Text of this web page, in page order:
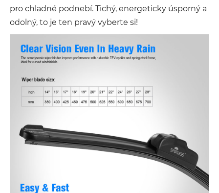
pro chladné podnebí. Tichý, energeticky úsporný a
odolný, to je ten pravý vyberte si!